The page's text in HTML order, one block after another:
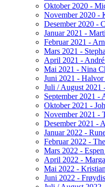
Oktober 2020 -
November 2020 -
Desember 2020 -
Januar 2021 -
Februar 2021 -
Mars 2021 -
April 2021 -
Mai 2021 - Nina
Juni 2021 - Halvor
Juli / August 2021
September 2021 -
Oktober 2021 -
November 2021 -
Desember 2021 -
Januar 2022 -
Februar 2022 -
Mars 2022 -
April 2022 -
Mai 2022 -
Juni 2022 -